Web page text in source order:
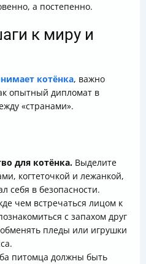
а постепенно.
к миру и
котёнка, важно
опытный дипломат в
«странами».
для котёнка. Выделите
когтеточкой и лежанкой,
себя в безопасности.
чем встречаться лицом к
с запахом друг
пледы или игрушки
питомца должны быть